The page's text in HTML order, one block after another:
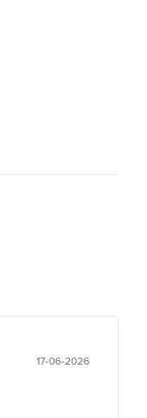
17-06-2026